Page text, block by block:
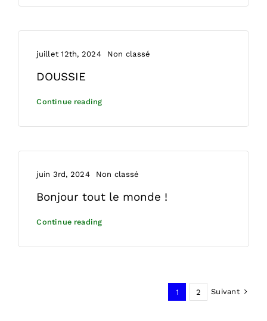
juillet 12th, 2024 Non classé
DOUSSIE
Continue reading
juin 3rd, 2024 Non classé
Bonjour tout le monde !
Continue reading
1 2 Suivant